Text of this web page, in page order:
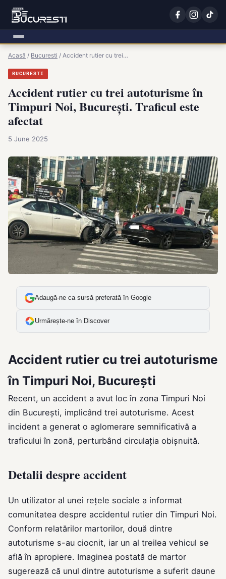
Acasă / Bucuresti / Accident rutier cu trei…
BUCURESTI
Accident rutier cu trei autoturisme în
Timpuri Noi, București. Traficul este
afectat
5 June 2025
Adaugă-ne ca sursă preferată în Google
Urmărește-ne în Discover
Accident rutier cu trei autoturisme
în Timpuri Noi, București
Recent, un accident a avut loc în zona Timpuri Noi
din București, implicând trei autoturisme. Acest
incident a generat o aglomerare semnificativă a
traficului în zonă, perturbând circulația obișnuită.
Detalii despre accident
Un utilizator al unei rețele sociale a informat
comunitatea despre accidentul rutier din Timpuri Noi.
Conform relatărilor martorilor, două dintre
autoturisme s-au ciocnit, iar un al treilea vehicul se
află în apropiere. Imaginea postată de martor
sugerează că unul dintre autoturisme a suferit daune